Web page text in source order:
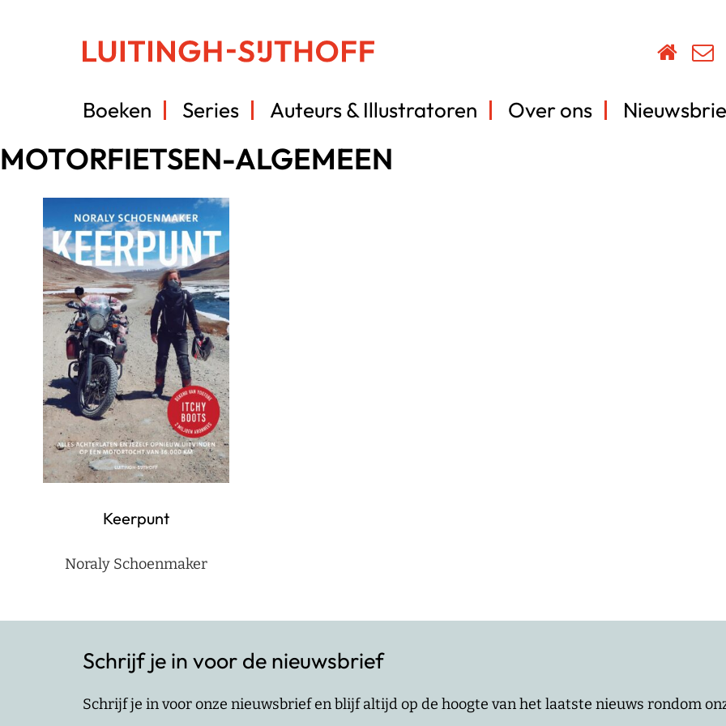
Boeken Series Auteurs & Illustratoren Over ons
MOTORFIETSEN-ALGEMEEN
Keerpunt
Noraly Schoenmaker
Schrijf je in voor de nieuwsbrief
Schrijf je in voor onze nieuwsbrief en blijf altijd op de hoogte van het laatste nieuws rondom